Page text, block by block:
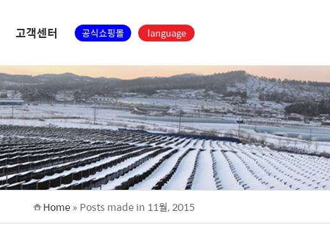
공식쇼핑몰 language
고객센터
Home» Posts made in 11월, 2015